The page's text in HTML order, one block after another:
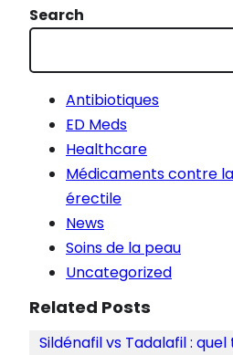
Search
Antibiotiques
ED Meds
Healthcare
Médicaments contre
érectile
News
Soins de la peau
Uncategorized
Related Posts
Sildénafil vs Tadalafil :